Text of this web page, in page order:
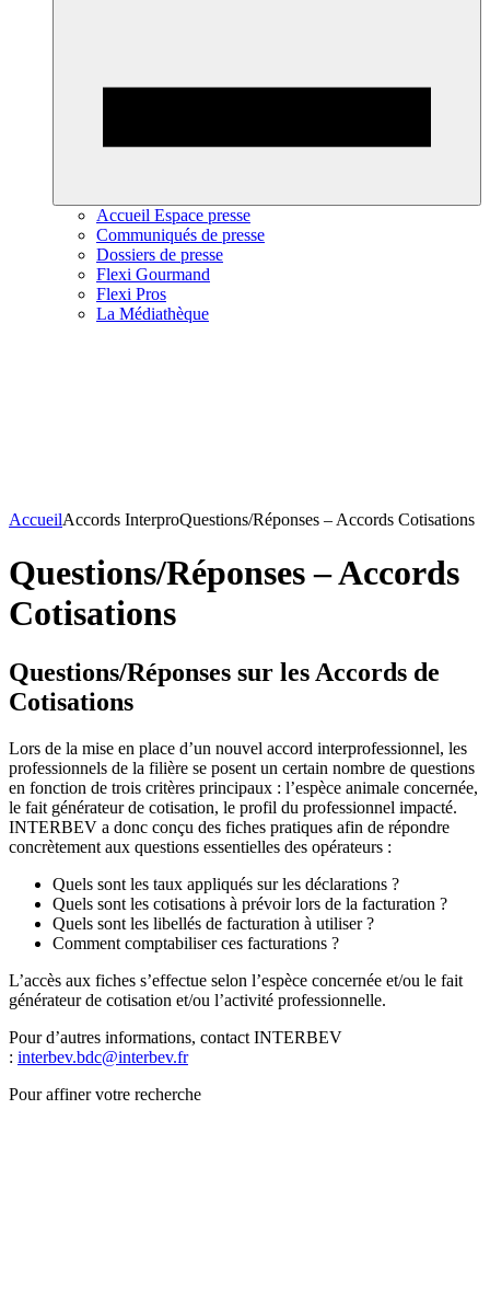
Accueil Espace presse
Communiqués de presse
Dossiers de presse
Flexi Gourmand
Flexi Pros
La Médiathèque
AccueilAccords InterproQuestions/Réponses – Accords Cotisations
Questions/Réponses – Accords
Cotisations
Questions/Réponses sur les Accords de
Cotisations
Lors de la mise en place d’un nouvel accord interprofessionnel, les
professionnels de la filière se posent un certain nombre de questions
en fonction de trois critères principaux : l’espèce animale concernée,
le fait générateur de cotisation, le profil du professionnel impacté.
INTERBEV a donc conçu des fiches pratiques afin de répondre
concrètement aux questions essentielles des opérateurs :
Quels sont les taux appliqués sur les déclarations ?
Quels sont les cotisations à prévoir lors de la facturation ?
Quels sont les libellés de facturation à utiliser ?
Comment comptabiliser ces facturations ?
L’accès aux fiches s’effectue selon l’espèce concernée et/ou le fait
générateur de cotisation et/ou l’activité professionnelle.
Pour d’autres informations, contact INTERBEV
: interbev.bdc@interbev.fr
Pour affiner votre recherche